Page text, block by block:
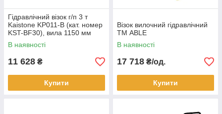
Гідравлічний візок г/п 3 т
Kaistone KP011-B (кат. номер
KST-BF30), вила 1150 мм
В наявності
11 628 ₴
Купити
Візок вилочний гідравлічний
ТМ ABLE
В наявності
17 718 ₴/од.
Купити